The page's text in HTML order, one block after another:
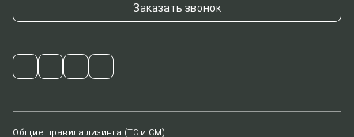
Заказать звонок
Общие правила лизинга (ТС и СМ)